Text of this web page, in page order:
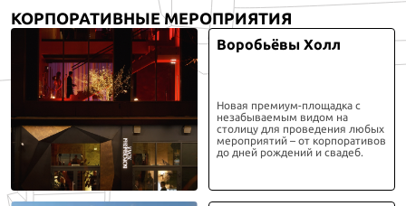
КОРПОРАТИВНЫЕ МЕРОПРИЯТИЯ
Воробьёвы Холл
Новая премиум-площадка с
незабываемым видом на
столицу для проведения любых
мероприятий – от корпоративов
до дней рождений и свадеб.